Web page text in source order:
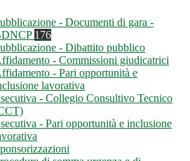
- Documenti di gara -
176
- Dibattito pubblico
- Commissioni giudicatrici
- Pari opportunità e
lavorativa
- Collegio Consultivo Tecnico
- Pari opportunità e inclusione